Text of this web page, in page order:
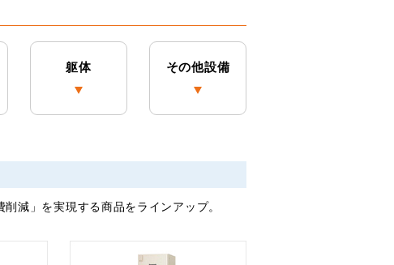
躯体 その他設備
減」を実現する商品をラインアップ。